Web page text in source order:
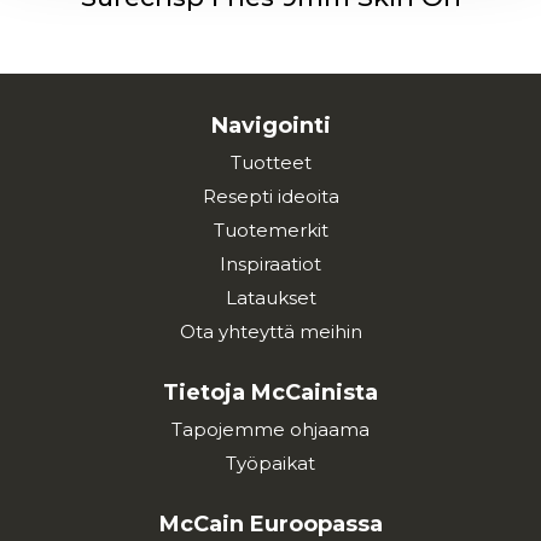
Navigointi
Tuotteet
Resepti ideoita
Tuotemerkit
Inspiraatiot
Lataukset
Ota yhteyttä meihin
Tietoja McCainista
Tapojemme ohjaama
Työpaikat
McCain Euroopassa